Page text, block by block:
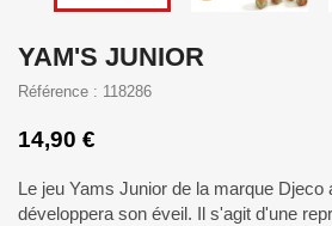
YAM'S JUNIOR
Référence : 118286
14,90 €
Le jeu Yams Junior de la marque
développera son éveil. Il s'agit d'une